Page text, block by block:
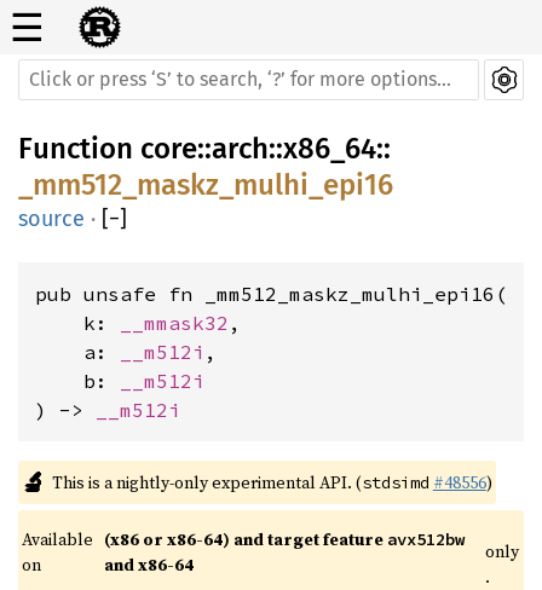
☰
Function core::arch::x86_64::
_mm512_maskz_mulhi_epi16
source · [−]
pub unsafe fn _mm512_maskz_mulhi_epi16(
    k:
__mmask32 ,
    a:
__m512i ,
    b:
__m512i
) ->
__m512i
🔬 This is a nightly-only experimental API. (stdsimd #48556)
Available
on
(x86 or x86-64) and target feature avx512bw
and x86-64
only
.